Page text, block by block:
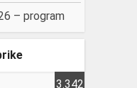
– program
3.342